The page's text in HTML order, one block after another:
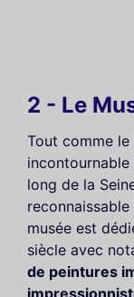
2 - Le
Tout comme le
incontournable
long de la
reconnaissable
musée est
siècle avec
de peintures